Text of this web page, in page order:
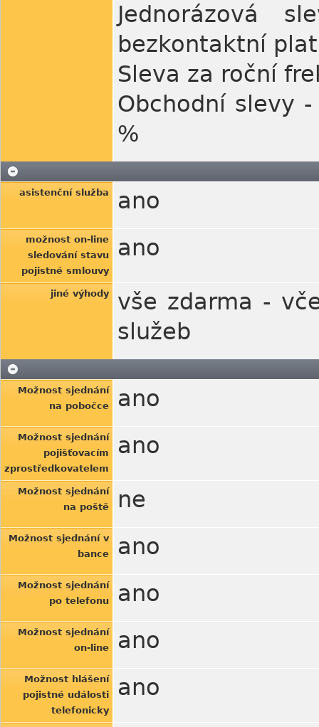
Jednorázová
bezkontaktní
Sleva za roční
Obchodní slevy
%
asistenční služba ano
možnost on-line
sledování stavu
pojistné smlouvy
ano
jiné výhody
vše zdarma -
služeb
Možnost sjednání
na pobočce
ano
Možnost sjednání
pojišťovacím
zprostředkovatelem
ano
Možnost sjednání
na poště
ne
Možnost sjednání v
bance
ano
Možnost sjednání
po telefonu
ano
Možnost sjednání
on-line
ano
Možnost hlášení
pojistné události
telefonicky
ano